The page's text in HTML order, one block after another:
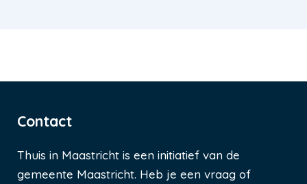
Contact
Thuis in Maastricht is een initiatief van de
gemeente Maastricht. Heb je een vraag of